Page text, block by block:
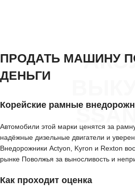
ПРОДАТЬ МАШИНУ
ДЕНЬГИ
Корейские рамные
Автомобили этой марки ценятся за
надёжные дизельные двигатели и
Внедорожники Actyon, Kyron и Rexton
рынке Поволжья за выносливость и
Как проходит оценка